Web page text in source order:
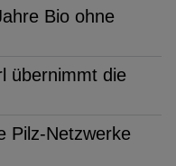
Bio ohne
übernimmt die
Pilz-Netzwerke